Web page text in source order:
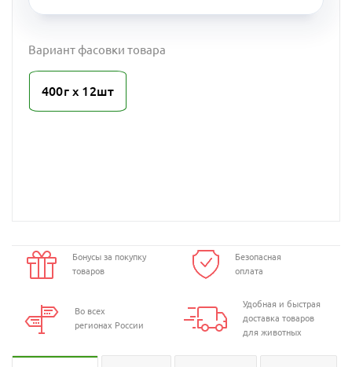
Вариант фасовки товара
400г х 12шт
Бонусы за покупку
товаров
Безопасная
оплата
Во всех
регионах России
Удобная и быстрая
доставка товаров
для животных